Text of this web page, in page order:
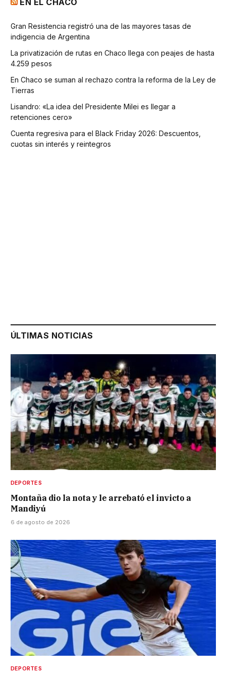
EN EL CHACO
Gran Resistencia registró una de las mayores tasas de
indigencia de Argentina
La privatización de rutas en Chaco llega con peajes de hasta
4.259 pesos
En Chaco se suman al rechazo contra la reforma de la Ley de
Tierras
Lisandro: «La idea del Presidente Milei es llegar a
retenciones cero»
Cuenta regresiva para el Black Friday 2026: Descuentos,
cuotas sin interés y reintegros
ÚLTIMAS NOTICIAS
DEPORTES
Montaña dio la nota y le arrebató el invicto a
Mandiyú
6 de agosto de 2026
DEPORTES